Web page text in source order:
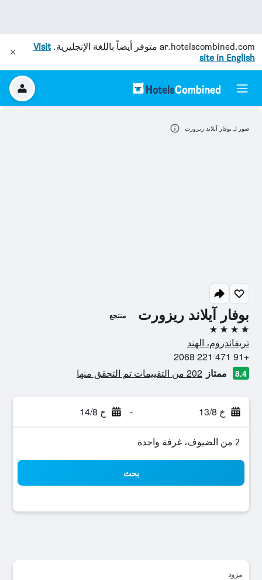
ar.hotelscombined.com متوفر أيضاً باللغة الإنجليزية.Visit
site in English
بوفار آيلاند ريزورت منتجع
4 نجوم
تريفاندروم، الهند
+91 471 221 2068
8.4 ممتاز 202 من التقييمات تم التحقق منها
خ 13/8 - ج 14/8
2 من الضيوف، غرفة واحدة
بحث
مزود
صور لـ بوفار آيلاند ريزورت